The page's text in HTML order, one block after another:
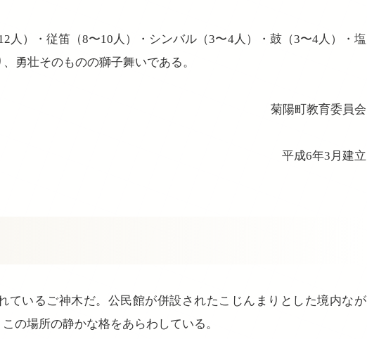
人）・従笛（8〜10人）・シンバル（3〜4人）・鼓（3〜4人）・塩
勇壮そのものの獅子舞いである。
菊陽町教育委員会
平成6年3月建立
ているご神木だ。公民館が併設されたこじんまりとした境内なが
の場所の静かな格をあらわしている。